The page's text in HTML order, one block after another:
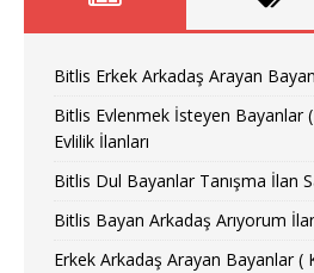
Bitlis Erkek Arkadaş Arayan
Bitlis Evlenmek İsteyen Bayanlar
Evlilik İlanları
Bitlis Dul Bayanlar Tanışma İlan
Bitlis Bayan Arkadaş Arıyorum
Erkek Arkadaş Arayan Bayanlar (